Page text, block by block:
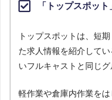
「トップスポッ
トップスポットは、短
た求人情報を紹介して
いフルキャストと同じグ
軽作業や倉庫内作業を